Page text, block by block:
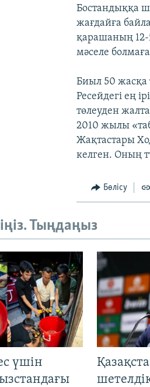
Бостандыққа
жағдайға
қарашаның 12-
мәселе
Биыл 50 жасқа
Ресейдегі ең
төлеуден
2010 жылы
Жақтастары
келген. Оның
Бөлісу
Тыңдаңыз
үшін